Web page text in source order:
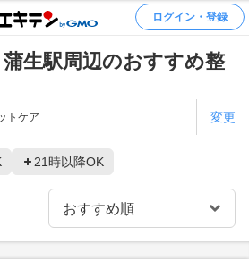
ログイン・登録
蒲生駅周辺のおすすめ整
トケア 変更
21時以降OK